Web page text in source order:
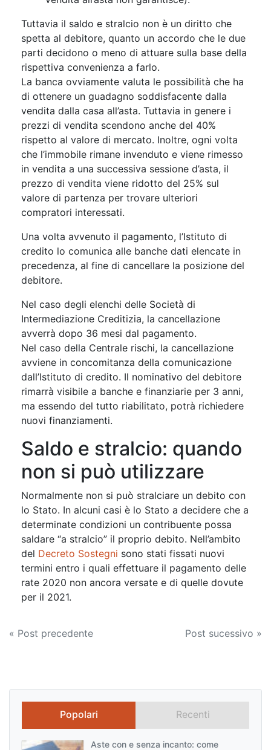
Tuttavia il saldo e stralcio non è un diritto che
spetta al debitore, quanto un accordo che le due
parti decidono o meno di attuare sulla base della
rispettiva convenienza a farlo.
La banca ovviamente valuta le possibilità che ha
di ottenere un guadagno soddisfacente dalla
vendita dalla casa all’asta. Tuttavia in genere i
prezzi di vendita scendono anche del 40%
rispetto al valore di mercato. Inoltre, ogni volta
che l’immobile rimane invenduto e viene rimesso
in vendita a una successiva sessione d’asta, il
prezzo di vendita viene ridotto del 25% sul
valore di partenza per trovare ulteriori
compratori interessati.
Una volta avvenuto il pagamento, l’Istituto di
credito lo comunica alle banche dati elencate in
precedenza, al fine di cancellare la posizione del
debitore.
Nel caso degli elenchi delle Società di
Intermediazione Creditizia, la cancellazione
avverrà dopo 36 mesi dal pagamento.
Nel caso della Centrale rischi, la cancellazione
avviene in concomitanza della comunicazione
dall’Istituto di credito. Il nominativo del debitore
rimarrà visibile a banche e finanziarie per 3 anni,
ma essendo del tutto riabilitato, potrà richiedere
nuovi finanziamenti.
Saldo e stralcio: quando
non si può utilizzare
Normalmente non si può stralciare un debito con
lo Stato. In alcuni casi è lo Stato a decidere che a
determinate condizioni un contribuente possa
saldare “a stralcio” il proprio debito. Nell’ambito
del Decreto Sostegni sono stati fissati nuovi
termini entro i quali effettuare il pagamento delle
rate 2020 non ancora versate e di quelle dovute
per il 2021.
Navigazione
« Post precedente Post sucessivo »
Popolari Recenti
Aste con e senza incanto: come